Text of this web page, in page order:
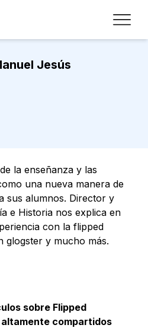
Jesús
la enseñanza y las
una nueva manera de
sus alumnos. Director y
e Historia nos explica en
con la flipped
glogster y mucho más.
sobre Flipped
compartidos